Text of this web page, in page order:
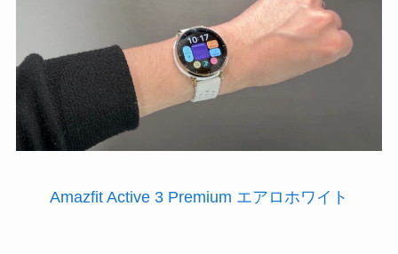
Amazfit Active 3 Premium エアロホワイト